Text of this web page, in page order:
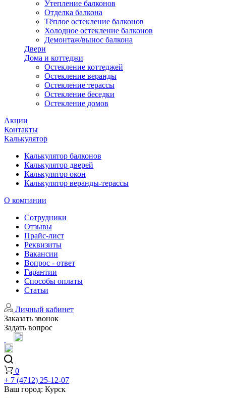
Утепление балконов
Отделка балкона
Тёплое остекление балконов
Холодное остекление балконов
Демонтаж/вынос балкона
Двери
Дома и коттеджи
Остекление коттеджей
Остекление веранды
Остекление терассы
Остекление беседки
Остекление домов
Акции
Контакты
Калькулятор
Калькулятор балконов
Калькулятор дверей
Калькулятор окон
Калькулятор веранды-терассы
О компании
Сотрудники
Отзывы
Прайс-лист
Реквизиты
Вакансии
Вопрос - ответ
Гарантии
Способы оплаты
Статьи
Личный кабинет
Заказать звонок
Задать вопрос
0
+ 7 (4712) 25-12-07
Ваш город: Курск